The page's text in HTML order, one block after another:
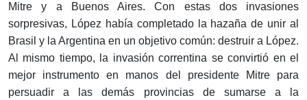
Mitre y a Buenos Aires. Con estas dos invasiones
sorpresivas, López había completado la hazaña de unir al
Brasil y la Argentina en un objetivo común: destruir a López.
Al mismo tiempo, la invasión correntina se convirtió en el
mejor instrumento en manos del presidente Mitre para
persuadir a las demás provincias de sumarse a la